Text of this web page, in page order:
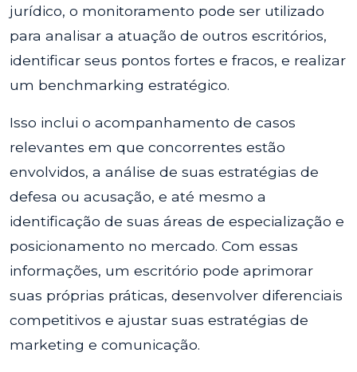
jurídico, o monitoramento pode ser utilizado
para analisar a atuação de outros escritórios,
identificar seus pontos fortes e fracos, e realizar
um benchmarking estratégico.
Isso inclui o acompanhamento de casos
relevantes em que concorrentes estão
envolvidos, a análise de suas estratégias de
defesa ou acusação, e até mesmo a
identificação de suas áreas de especialização e
posicionamento no mercado. Com essas
informações, um escritório pode aprimorar
suas próprias práticas, desenvolver diferenciais
competitivos e ajustar suas estratégias de
marketing e comunicação.